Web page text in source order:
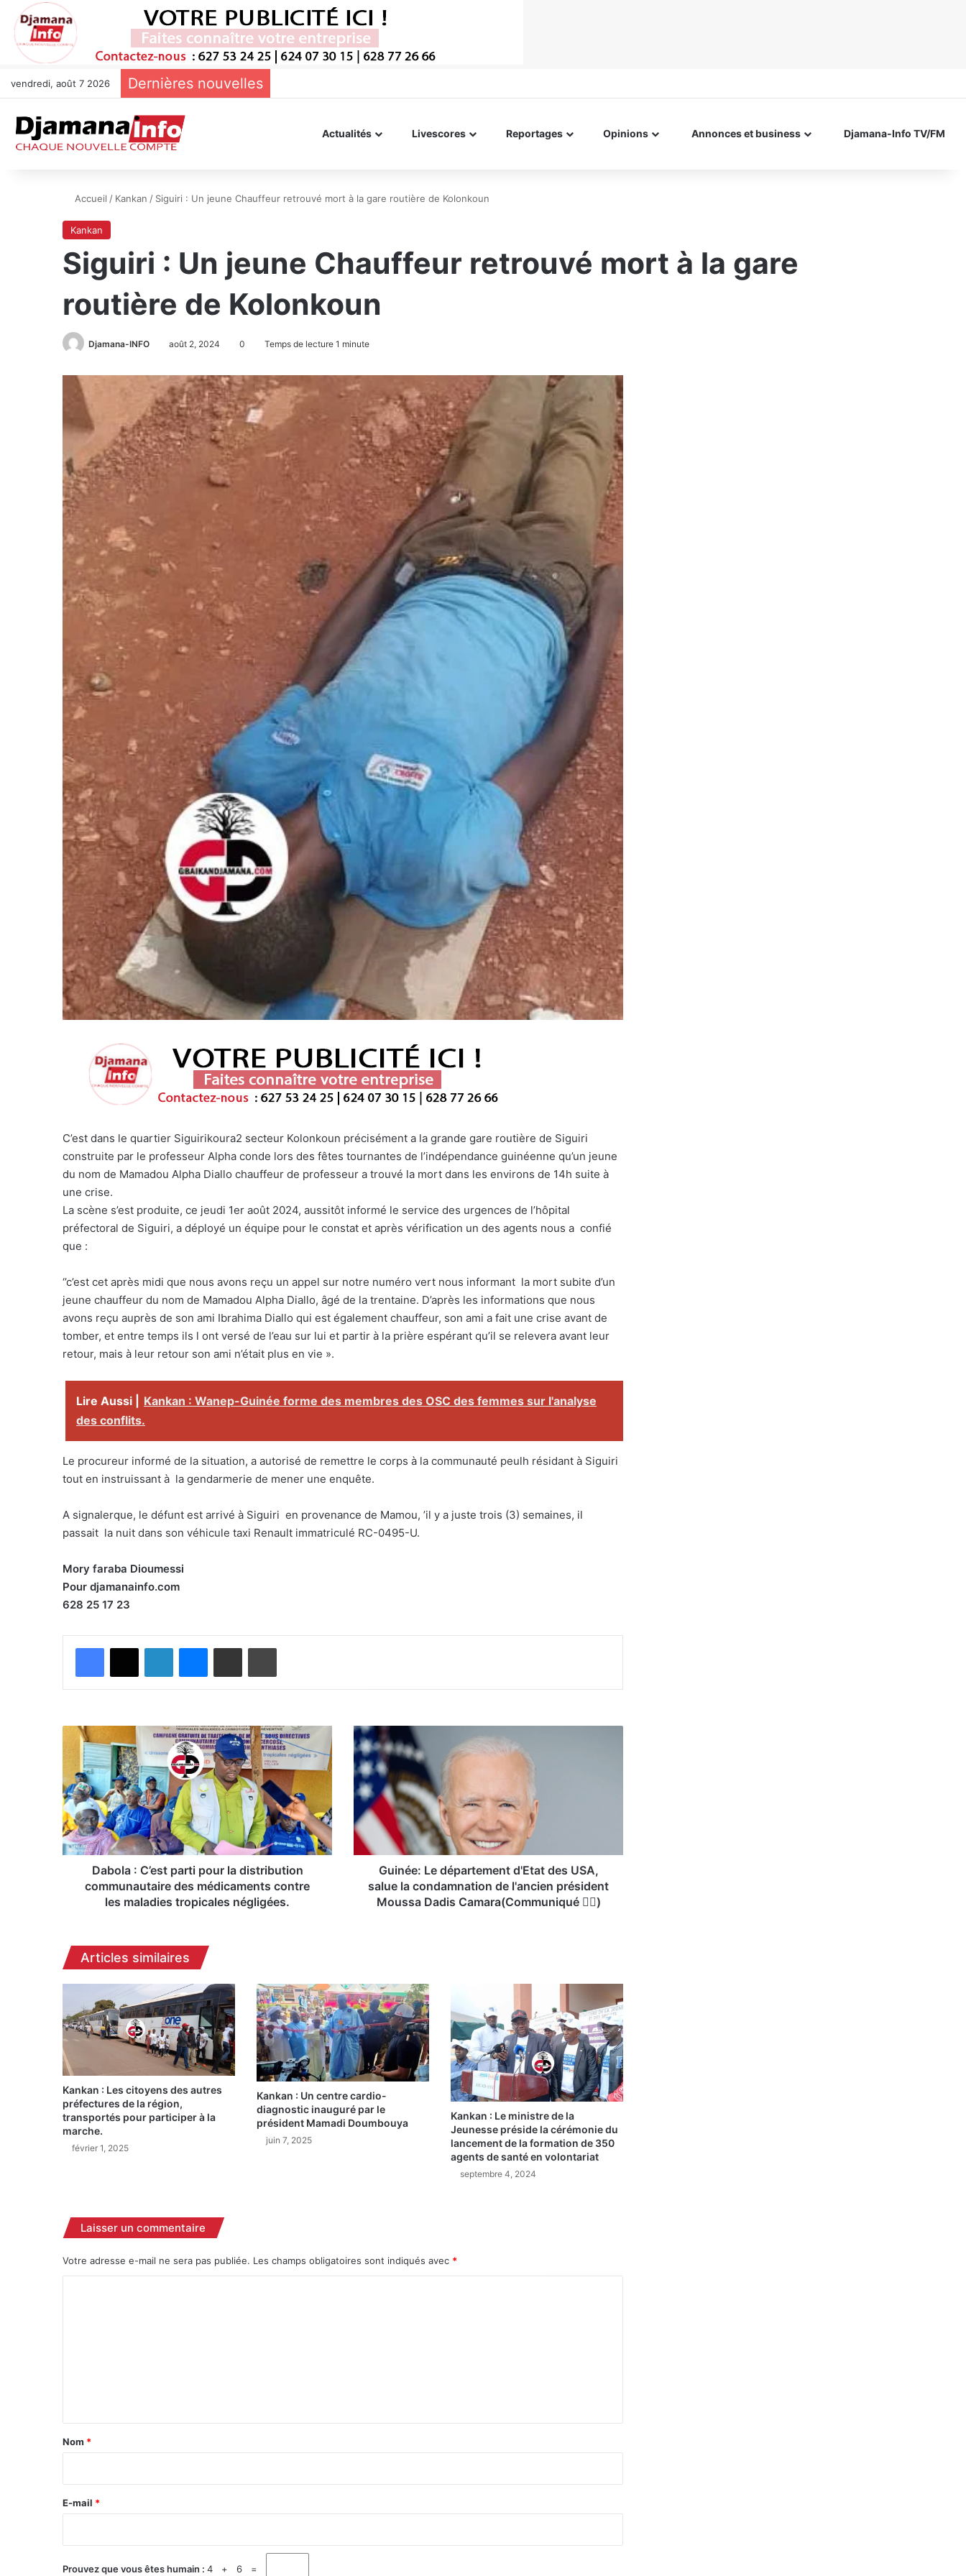
vendredi, août 7 2026 Dernières nouvelles
Actualités Livescores Reportages Opinions Annonces et business Djamana-Info TV/FM
Accueil / Kankan / Siguiri : Un jeune Chauffeur retrouvé mort à la gare routière de Kolonkoun
Kankan
Siguiri : Un jeune Chauffeur retrouvé mort à la gare
routière de Kolonkoun
Djamana-INFO août 2, 2024 0 Temps de lecture 1 minute
C’est dans le quartier Siguirikoura2 secteur Kolonkoun précisément a la grande gare routière de Siguiri
construite par le professeur Alpha conde lors des fêtes tournantes de l’indépendance guinéenne qu’un jeune
du nom de Mamadou Alpha Diallo chauffeur de professeur a trouvé la mort dans les environs de 14h suite à
une crise.
La scène s’est produite, ce jeudi 1er août 2024, aussitôt informé le service des urgences de l’hôpital
préfectoral de Siguiri, a déployé un équipe pour le constat et après vérification un des agents nous a confié
que :
‘’c’est cet après midi que nous avons reçu un appel sur notre numéro vert nous informant la mort subite d’un
jeune chauffeur du nom de Mamadou Alpha Diallo, âgé de la trentaine. D’après les informations que nous
avons reçu auprès de son ami Ibrahima Diallo qui est également chauffeur, son ami a fait une crise avant de
tomber, et entre temps ils l ont versé de l’eau sur lui et partir à la prière espérant qu’il se relevera avant leur
retour, mais à leur retour son ami n’était plus en vie ».
Lire Aussi |
Kankan : Wanep-Guinée forme des membres des OSC des femmes sur l'analyse
des conflits.
Le procureur informé de la situation, a autorisé de remettre le corps à la communauté peulh résidant à Siguiri
tout en instruissant à la gendarmerie de mener une enquête.
A signalerque, le défunt est arrivé à Siguiri en provenance de Mamou, ’il y a juste trois (3) semaines, il
passait la nuit dans son véhicule taxi Renault immatriculé RC-0495-U.
Mory faraba Dioumessi
Pour djamanainfo.com
628 25 17 23
Facebook
X LinkedinMessenger
Partager par email Imprimer
Dabola
C’est
parti
pour
la
distribution
communautaire
des
médicaments
contre
négligées.
Dabola : C’est parti pour la distribution
communautaire des médicaments contre
les maladies tropicales négligées.
Guinée:
Le
département
d'Etat
des
USA,
salue
la
condamnation
l'ancien
président
Guinée: Le département d'Etat des USA,
salue la condamnation de l'ancien président
Moussa Dadis Camara(Communiqué 👇🏿)
Articles similaires
Kankan : Les citoyens des autres
préfectures de la région,
transportés pour participer à la
marche.
février 1, 2025
Kankan : Un centre cardio-
diagnostic inauguré par le
président Mamadi Doumbouya
juin 7, 2025
Kankan : Le ministre de la
Jeunesse préside la cérémonie du
lancement de la formation de 350
agents de santé en volontariat
septembre 4, 2024
Laisser un commentaire
Votre adresse e-mail ne sera pas publiée. Les champs obligatoires sont indiqués avec *
a
e
Nom *
E-mail *
Prouvez que vous êtes humain : 4 + 6 =